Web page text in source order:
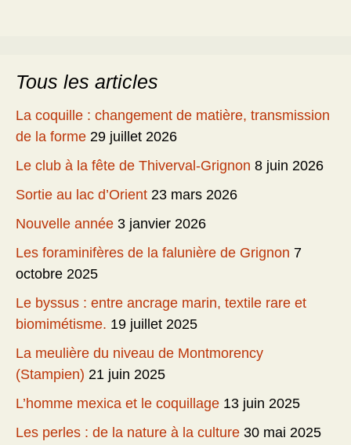
Tous les articles
La coquille : changement de matière, transmission
de la forme 29 juillet 2026
Le club à la fête de Thiverval-Grignon 8 juin 2026
Sortie au lac d’Orient 23 mars 2026
Nouvelle année 3 janvier 2026
Les foraminifères de la falunière de Grignon 7
octobre 2025
Le byssus : entre ancrage marin, textile rare et
biomimétisme. 19 juillet 2025
La meulière du niveau de Montmorency
(Stampien) 21 juin 2025
L’homme mexica et le coquillage 13 juin 2025
Les perles : de la nature à la culture 30 mai 2025